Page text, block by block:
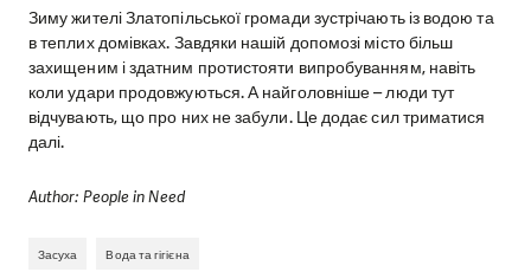
Зиму жителі Златопільської громади зустрічають із водою та
в теплих домівках. Завдяки нашій допомозі місто більш
захищеним і здатним протистояти випробуванням, навіть
коли удари продовжуються. А найголовніше – люди тут
відчувають, що про них не забули. Це додає сил триматися
далі.
Author: People in Need
Засуха Вода та гігієна